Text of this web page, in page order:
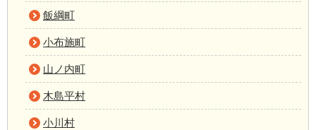
飯綱町
小布施町
山ノ内町
木島平村
小川村